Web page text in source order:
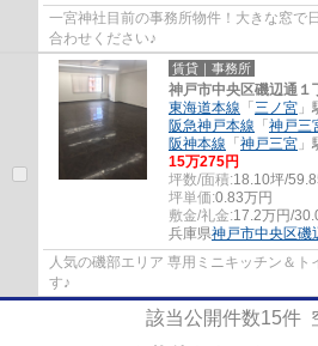
一宮神社目前の事務所物件！大きな窓で
合わせください♪
賃貸｜事務所
神戸市中央区磯辺通１
東海道本線 「 三ノ宮
阪急神戸本線 「 神戸三
阪神本線 「 神戸三宮
15万275円
坪数/面積:18.10坪/
坪単価:0.83万円
敷金/礼金:17.2万円/
兵庫県神戸市中央区磯
人気の磯部エリア 専用ミニキッチン＆
す♪
該当公開件数15件